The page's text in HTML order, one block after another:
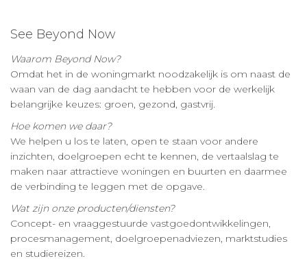
See Beyond Now
Waarom Beyond Now?
Omdat het in de woningmarkt noodzakelijk is om naast de
waan van de dag aandacht te hebben voor de werkelijk
belangrijke keuzes: groen, gezond, gastvrij.
Hoe komen we daar?
We helpen u los te laten, open te staan voor andere
inzichten, doelgroepen echt te kennen, de vertaalslag te
maken naar attractieve woningen en buurten en daarmee
de verbinding te leggen met de opgave.
Wat zijn onze producten/diensten?
Concept- en vraaggestuurde vastgoedontwikkelingen,
procesmanagement, doelgroepenadviezen, marktstudies
en studiereizen.